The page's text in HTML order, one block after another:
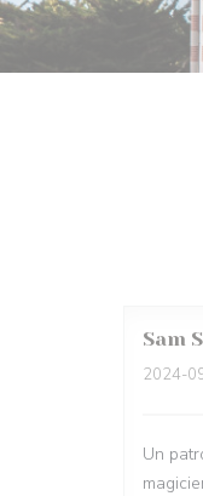
Sam S
2024-
Un